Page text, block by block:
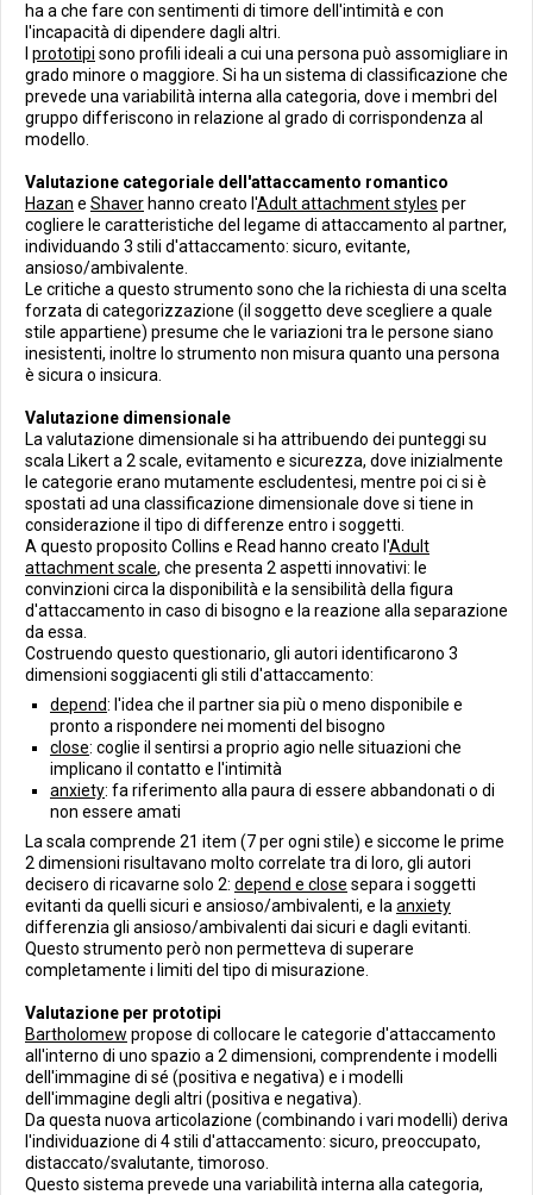
ha a che fare con sentimenti di timore dell'intimità e con
l'incapacità di dipendere dagli altri.
prototipi sono profili ideali a cui una persona può assomigliare in
grado minore o maggiore. Si ha un sistema di classificazione che
prevede una variabilità interna alla categoria, dove i membri del
gruppo differiscono in relazione al grado di corrispondenza al
modello.
Valutazione categoriale dell'attaccamento romantico
Hazan e Shaver hanno creato l'Adult attachment styles per
cogliere le caratteristiche del legame di attaccamento al partner,
individuando 3 stili d'attaccamento: sicuro, evitante,
ansioso/ambivalente.
Le critiche a questo strumento sono che la richiesta di una scelta
forzata di categorizzazione (il soggetto deve scegliere a quale
stile appartiene) presume che le variazioni tra le persone siano
inesistenti, inoltre lo strumento non misura quanto una persona
è sicura o insicura.
Valutazione dimensionale
La valutazione dimensionale si ha attribuendo dei punteggi su
scala Likert a 2 scale, evitamento e sicurezza, dove inizialmente
le categorie erano mutamente escludentesi, mentre poi ci si è
spostati ad una classificazione dimensionale dove si tiene in
considerazione il tipo di differenze entro i soggetti.
A questo proposito Collins e Read hanno creato l'Adult
attachment scale, che presenta 2 aspetti innovativi: le
convinzioni circa la disponibilità e la sensibilità della figura
d'attaccamento in caso di bisogno e la reazione alla separazione
da essa.
Costruendo questo questionario, gli autori identificarono 3
dimensioni soggiacenti gli stili d'attaccamento:
depend: l'idea che il partner sia più o meno disponibile e
pronto a rispondere nei momenti del bisogno
close: coglie il sentirsi a proprio agio nelle situazioni che
implicano il contatto e l'intimità
anxiety: fa riferimento alla paura di essere abbandonati o di
non essere amati
La scala comprende 21 item (7 per ogni stile) e siccome le prime
2 dimensioni risultavano molto correlate tra di loro, gli autori
decisero di ricavarne solo 2: depend e close separa i soggetti
evitanti da quelli sicuri e ansioso/ambivalenti, e la anxiety
differenzia gli ansioso/ambivalenti dai sicuri e dagli evitanti.
Questo strumento però non permetteva di superare
completamente i limiti del tipo di misurazione.
Valutazione per prototipi
Bartholomew propose di collocare le categorie d'attaccamento
all'interno di uno spazio a 2 dimensioni, comprendente i modelli
dell'immagine di sé (positiva e negativa) e i modelli
dell'immagine degli altri (positiva e negativa).
Da questa nuova articolazione (combinando i vari modelli) deriva
l'individuazione di 4 stili d'attaccamento: sicuro, preoccupato,
distaccato/svalutante, timoroso.
Questo sistema prevede una variabilità interna alla categoria,